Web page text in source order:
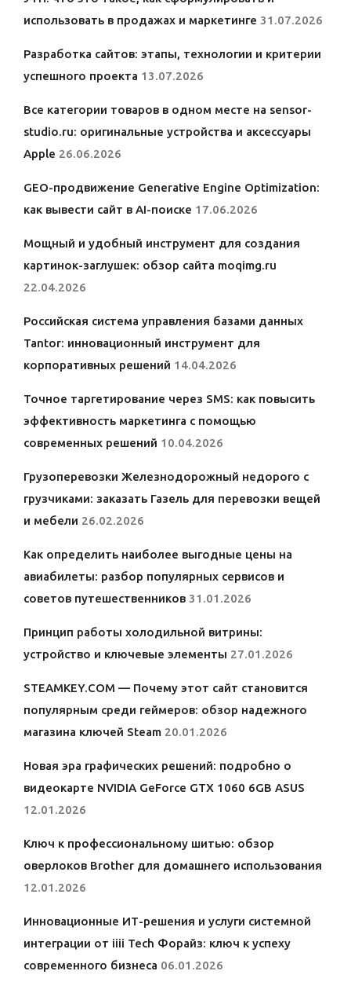
использовать в продажах и маркетинге 31.07.2026
Разработка сайтов: этапы, технологии и критерии
успешного проекта 13.07.2026
Все категории товаров в одном месте на sensor-
studio.ru: оригинальные устройства и аксессуары
Apple 26.06.2026
GEO-продвижение Generative Engine Optimization:
как вывести сайт в AI-поиске 17.06.2026
Мощный и удобный инструмент для создания
картинок-заглушек: обзор сайта moqimg.ru
22.04.2026
Российская система управления базами данных
Tantor: инновационный инструмент для
корпоративных решений 14.04.2026
Точное таргетирование через SMS: как повысить
эффективность маркетинга с помощью
современных решений 10.04.2026
Грузоперевозки Железнодорожный недорого с
грузчиками: заказать Газель для перевозки вещей
и мебели 26.02.2026
Как определить наиболее выгодные цены на
авиабилеты: разбор популярных сервисов и
советов путешественников 31.01.2026
Принцип работы холодильной витрины:
устройство и ключевые элементы 27.01.2026
STEAMKEY.COM — Почему этот сайт становится
популярным среди геймеров: обзор надежного
магазина ключей Steam 20.01.2026
Новая эра графических решений: подробно о
видеокарте NVIDIA GeForce GTX 1060 6GB ASUS
12.01.2026
Ключ к профессиональному шитью: обзор
оверлоков Brother для домашнего использования
12.01.2026
Инновационные ИТ-решения и услуги системной
интеграции от iiii Tech Форайз: ключ к успеху
современного бизнеса 06.01.2026